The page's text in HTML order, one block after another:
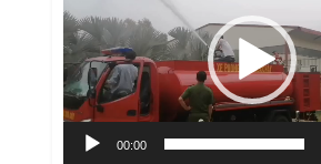
Video
00:00